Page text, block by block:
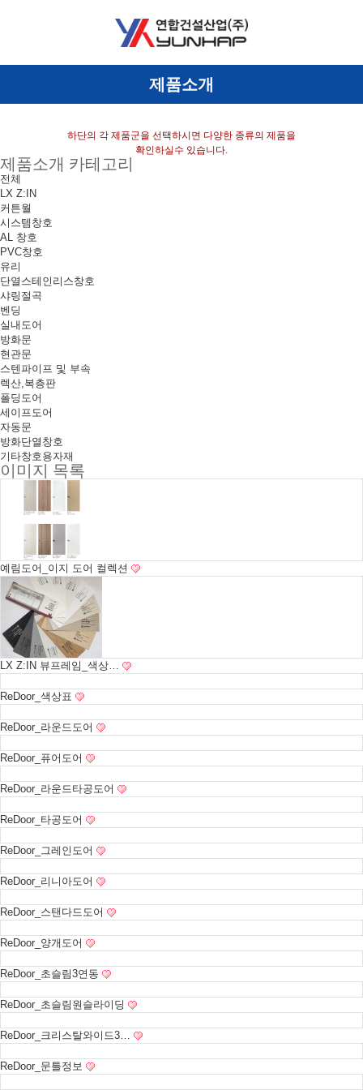
제품소개
하단의 각 제품군을 선택하시면 다양한 종류의 제품을
확인하실수 있습니다.
제품소개 카테고리
전체
LX Z:IN
커튼월
시스템창호
AL 창호
PVC창호
유리
단열스테인리스창호
샤링절곡
벤딩
실내도어
방화문
현관문
스텐파이프 및 부속
렉산,복층판
폴딩도어
세이프도어
자동문
방화단열창호
기타창호용자재
이미지 목록
예림도어_이지 도어 컬렉션
LX Z:IN 뷰프레임_색상…
ReDoor_색상표
ReDoor_라운드도어
ReDoor_퓨어도어
ReDoor_라운드타공도어
ReDoor_타공도어
ReDoor_그레인도어
ReDoor_리니아도어
ReDoor_스탠다드도어
ReDoor_양개도어
ReDoor_초슬림3연동
ReDoor_초슬림원슬라이딩
ReDoor_크리스탈와이드3…
ReDoor_문틀정보